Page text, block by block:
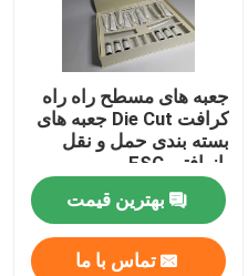
جعبه های مسطح راه راه
کرافت Die Cut جعبه های
بسته بندی حمل و نقل
بازیافتی FSC
بهترین قیمت
تماس با ما